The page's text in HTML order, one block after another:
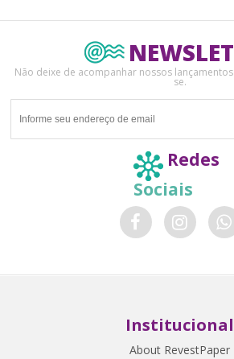
Não deixe de acompanhar nossos
se.
Redes
Sociais
Institucional
About RevestPaper